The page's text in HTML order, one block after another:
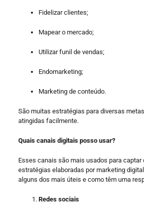
Fidelizar clientes;
Mapear o mercado;
Utilizar funil de vendas;
Endomarketing;
Marketing de conteúdo.
São muitas estratégias para diversas
atingidas facilmente.
Quais canais digitais posso usar?
Esses canais são mais usados para
estratégias elaboradas por marketing
alguns dos mais úteis e como têm uma
Redes sociais